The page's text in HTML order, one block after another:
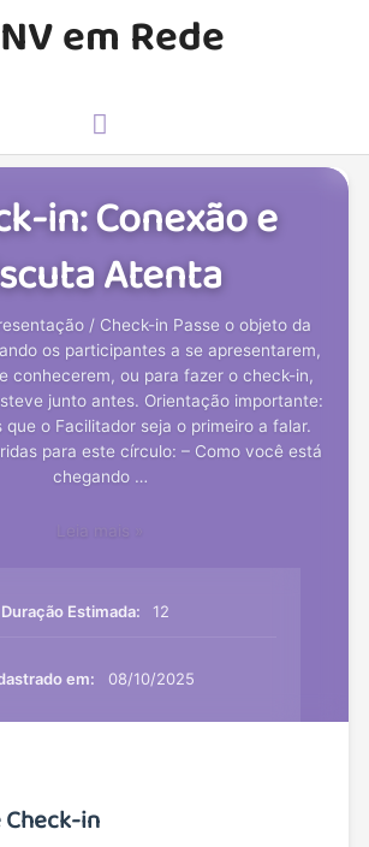
em Rede
in: Conexão e
Atenta
/ Check-in Passe o objeto da
os participantes a se apresentarem,
conhecerem, ou para fazer o check-in,
junto antes. Orientação importante:
que o Facilitador seja o primeiro a falar.
para este círculo: – Como você está
chegando …
Estimada: 12
em: 08/10/2025
in